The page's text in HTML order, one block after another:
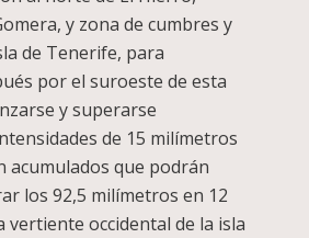
y zona de cumbres y
de Tenerife, para
por el suroeste de esta
y superarse
de 15 milímetros
acumulados que podrán
los 92,5 milímetros en 12
vertiente occidental de la isla